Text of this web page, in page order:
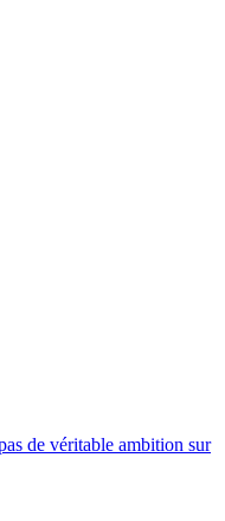
de véritable ambition sur